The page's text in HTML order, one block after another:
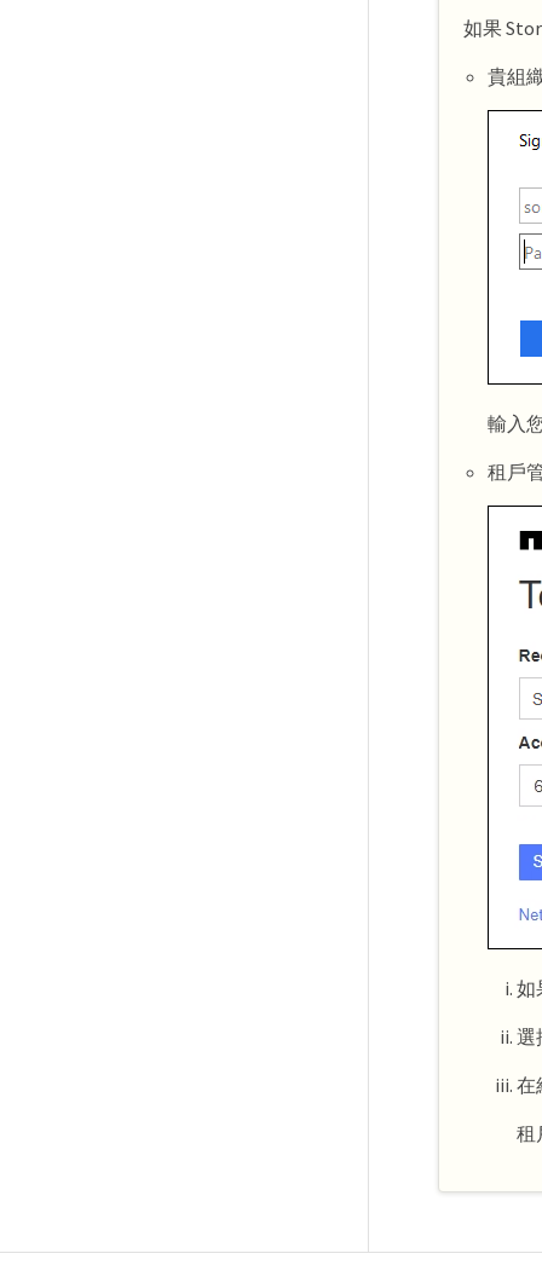
如果
貴組
輸入
租戶
如
選
在
租